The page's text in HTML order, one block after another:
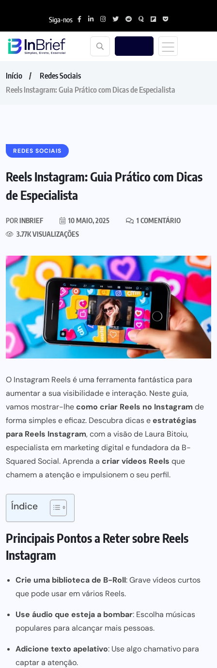
Siga-nos
Início
Redes Sociais
Reels Instagram: Guia Prático com Dicas de Especialista
REDES SOCIAIS
Reels Instagram: Guia Prático com Dicas
de Especialista
PORINBRIEF 10 MAIO, 2025
1 COMENTÁRIO
3.77K VISUALIZAÇÕES
O Instagram Reels é uma ferramenta fantástica para
aumentar a sua visibilidade e interação. Neste guia,
vamos mostrar-lhecomo criar Reels no Instagram de
forma simples e eficaz. Descubra dicas eestratégias
para Reels Instagram, com a visão de Laura Bitoiu,
especialista em marketing digital e fundadora da B-
Squared Social. Aprenda a criar vídeos Reels que
chamem a atenção e impulsionem o seu perfil.
Índice
Principais Pontos a Reter sobre Reels
Instagram
Crie uma biblioteca de B-Roll: Grave vídeos curtos
que pode usar em vários Reels.
Use áudio que esteja a bombar: Escolha músicas
populares para alcançar mais pessoas.
Adicione texto apelativo: Use algo chamativo para
captar a atenção.